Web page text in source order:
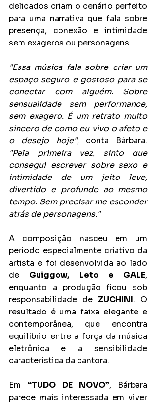
delicados criam o cenário perfeito
para uma narrativa que fala sobre
presença, conexão e intimidade
sem exageros ou personagens.
"Essa música fala sobre criar um
espaço seguro e gostoso para se
conectar com alguém. Sobre
sensualidade sem performance,
sem exagero. É um retrato muito
sincero de como eu vivo o afeto e
o desejo hoje"
"Pela primeira vez, sinto que
consegui escrever sobre sexo e
intimidade de um jeito leve,
divertido e profundo ao mesmo
tempo. Sem precisar me esconder
atrás de personagens."
A composição nasceu em um
período especialmente criativo da
artista e foi desenvolvida ao lado
de Guiggow, Leto e GALE,
enquanto a produção ficou sob
responsabilidade de ZUCHINI. O
resultado é uma faixa elegante e
contemporânea, que encontra
equilíbrio entre a força da música
eletrônica e a sensibilidade
característica da cantora.
Em “TUDO DE NOVO”, Bárbara
parece mais interessada em viver